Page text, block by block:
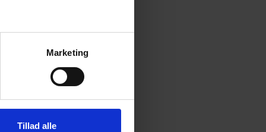
Marketing
Tillad alle